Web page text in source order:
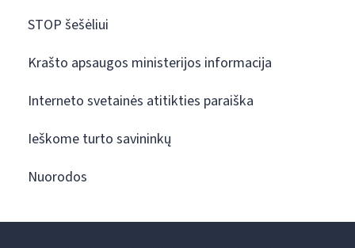
STOP šešėliui
Krašto apsaugos ministerijos informacija
Interneto svetainės atitikties paraiška
Ieškome turto savininkų
Nuorodos